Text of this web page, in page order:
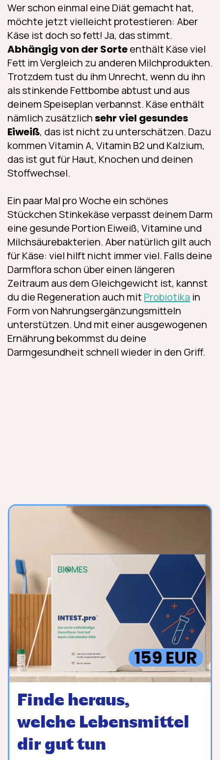
Wer schon einmal eine Diät gemacht hat,
möchte jetzt vielleicht protestieren: Aber
Käse ist doch so fett! Ja, das stimmt.
Abhängig von der Sorteenthält Käse viel
Fett im Vergleich zu anderen Milchprodukten.
Trotzdem tust du ihm Unrecht, wenn du ihn
als stinkende Fettbombe abtust und aus
deinem Speiseplan verbannst. Käse enthält
nämlich zusätzlichsehr viel gesundes
Eiweiß, das ist nicht zu unterschätzen. Dazu
kommen Vitamin A, Vitamin B2 und Kalzium,
das ist gut für Haut, Knochen und deinen
Stoffwechsel.
Ein paar Mal pro Woche ein schönes
Stückchen Stinkekäse verpasst deinem Darm
eine gesunde Portion Eiweiß, Vitamine und
Milchsäurebakterien. Aber natürlich gilt auch
für Käse: viel hilft nicht immer viel. Falls deine
Darmflora schon über einen längeren
Zeitraum aus dem Gleichgewicht ist, kannst
du die Regeneration auch mit Probiotika in
Form von Nahrungs­ergänzungs­mitteln
unterstützen. Und mit einer ausgewogenen
Ernährung bekommst du deine
Darmgesundheit schnell wieder in den Griff.
159 EUR
Finde heraus,
welche Lebensmittel
dir gut tun